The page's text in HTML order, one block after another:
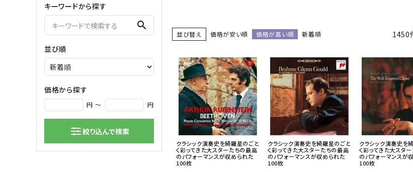
弦楽器
クラシックギター
ハープ
弦楽器小物
シンセサイザー
DJ
PA
マイク
鍵盤ハーモニカ
リコーダー
キーワードから探す
search
並び順
価格から探す
円 ～ 円
絞り込んで検索
並び替え 価格が安い順 価格が高い順 新着順 1450
クラシック演奏史を綺羅星のごと
く彩ってきた大スターたちの最高
のパフォーマンスが収められた
100枚
クラシック演奏史を綺羅星のごと
く彩ってきた大スターたちの最高
のパフォーマンスが収められた
100枚
クラシック演奏史を
く彩ってきた大スタ
のパフォーマンスが
100枚